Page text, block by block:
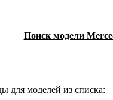
Поиск модели
для моделей из списка: